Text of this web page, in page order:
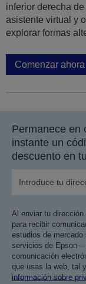
inferior derecha
asistente virtual y
explorar formas
Comenzar ahora
Permanece en
instante un
descuento en
Al enviar tu
para recibir
estudios de
servicios de Epson—
comunicación
que usas la web, tal
información sobre